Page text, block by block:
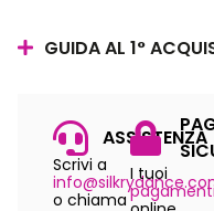
GUIDA AL 1°
ASSISTENZA
Scrivi a
o chiama
I tuoi